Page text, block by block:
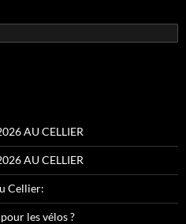
AU CELLIER
AU CELLIER
Cellier:
les vélos ?